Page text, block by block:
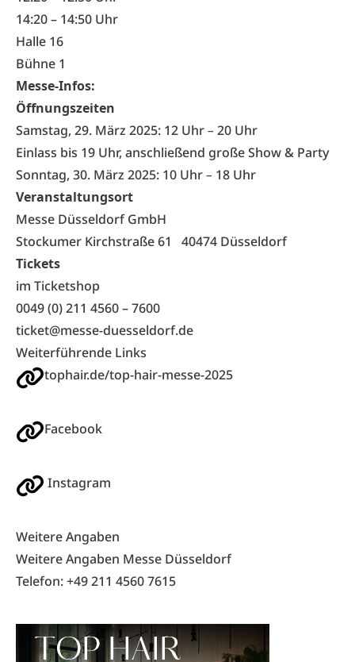
14:20 – 14:50 Uhr
Halle 16
Bühne 1
Messe-Infos:
Öffnungszeiten
Samstag, 29. März 2025: 12 Uhr– 20 Uhr
Einlass bis 19 Uhr, anschließend große Show & Party
Sonntag, 30. März 2025: 10 Uhr– 18 Uhr
Veranstaltungsort
Messe Düsseldorf GmbH
Stockumer Kirchstraße 61 40474 Düsseldorf
Tickets
im Ticketshop
0049 (0) 211 4560 – 7600
ticket@messe-duesseldorf.de
Weiterführende Links
tophair.de/top-hair-messe-2025
Facebook
Instagram
Weitere Angaben
Weitere Angaben Messe Düsseldorf
Telefon: +49 211 4560 7615